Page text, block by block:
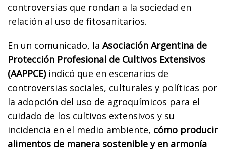
controversias que rondan a la sociedad en
relación al uso de fitosanitarios.
En un comunicado, la Asociación Argentina de
Protección Profesional de Cultivos Extensivos
(AAPPCE)indicó que en escenarios de
controversias sociales, culturales y políticas por
la adopción del uso de agroquímicos para el
cuidado de los cultivos extensivos y su
incidencia en el medio ambiente, cómo producir
alimentos de manera sostenible y en armonía